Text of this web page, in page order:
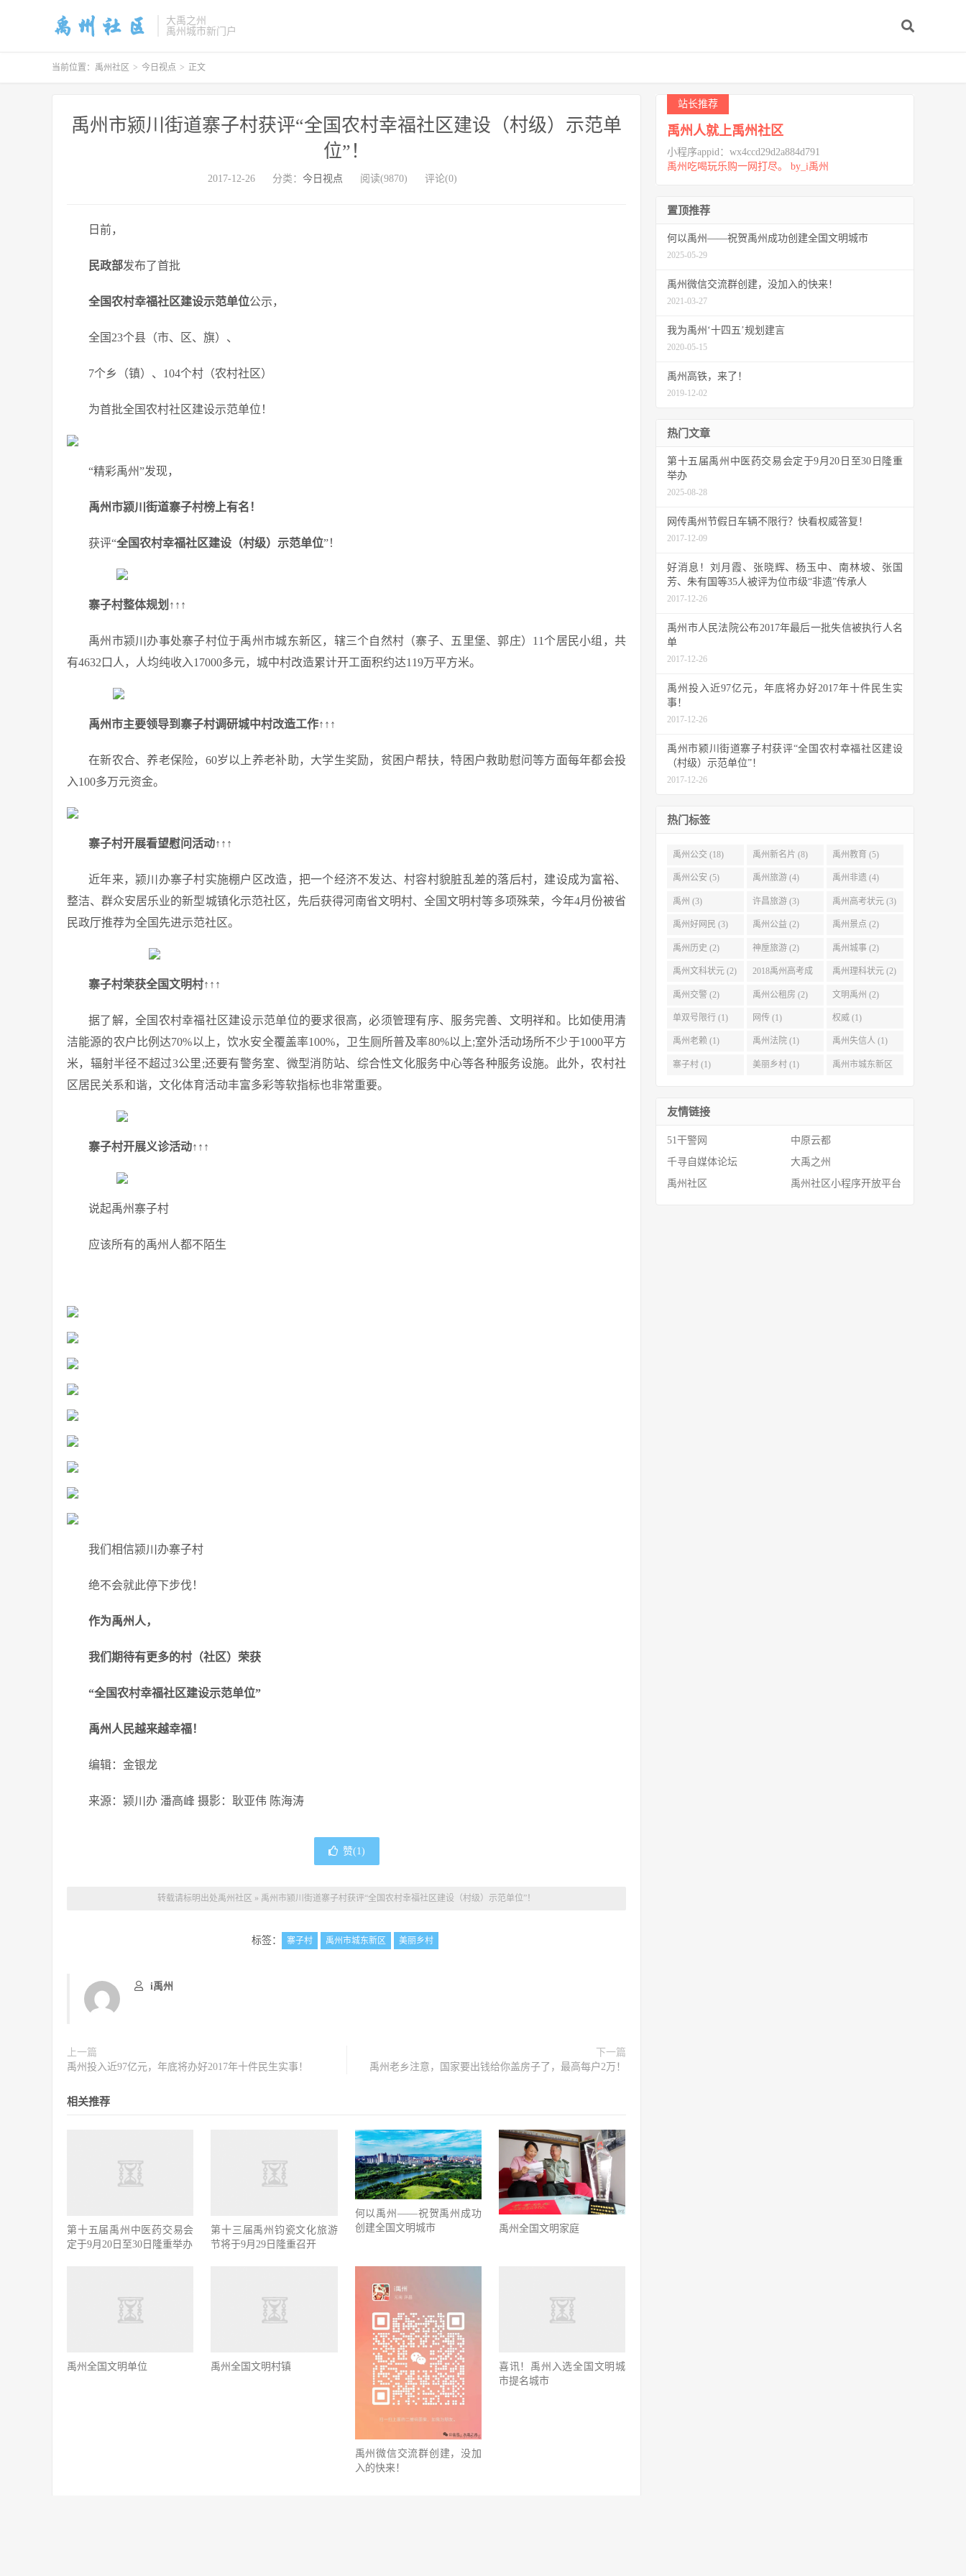
大禹之州
禹州城市新门户
当前位置： 禹州社区 > 今日视点 > 正文
禹州市颍川街道寨子村获评“全国农村幸福社区建设（村级）示范单
位”！
2017-12-26 分类： 今日视点 阅读(9870) 评论(0)
日前，
民政部发布了首批
全国农村幸福社区建设示范单位公示，
全国23个县（市、区、旗）、
7个乡（镇）、104个村（农村社区）
为首批全国农村社区建设示范单位！
“精彩禹州”发现，
禹州市颍川街道寨子村榜上有名！
获评“全国农村幸福社区建设（村级）示范单位”！
寨子村整体规划↑↑↑
禹州市颍川办事处寨子村位于禹州市城东新区，辖三个自然村（寨子、五里堡、郭庄）11个居民小组，共
有4632口人，人均纯收入17000多元，城中村改造累计开工面积约达119万平方米。
禹州市主要领导到寨子村调研城中村改造工作↑↑↑
在新农合、养老保险，60岁以上养老补助，大学生奖励，贫困户帮扶，特困户救助慰问等方面每年都会投
入100多万元资金。
寨子村开展看望慰问活动↑↑↑
近年来，颍川办寨子村实施棚户区改造，把一个经济不发达、村容村貌脏乱差的落后村，建设成为富裕、
整洁、群众安居乐业的新型城镇化示范社区，先后获得河南省文明村、全国文明村等多项殊荣，今年4月份被省
民政厅推荐为全国先进示范社区。
寨子村荣获全国文明村↑↑↑
据了解，全国农村幸福社区建设示范单位的要求很高，必须管理有序、服务完善、文明祥和。比如使用清
洁能源的农户比例达70%以上，饮水安全覆盖率100%，卫生厕所普及率80%以上;室外活动场所不少于1000平方
米，辐射半径不超过3公里;还要有警务室、微型消防站、综合性文化服务中心等各种服务设施。此外，农村社
区居民关系和谐，文化体育活动丰富多彩等软指标也非常重要。
寨子村开展义诊活动↑↑↑
说起禹州寨子村
应该所有的禹州人都不陌生
我们相信颍川办寨子村
绝不会就此停下步伐！
作为禹州人，
我们期待有更多的村（社区）荣获
“全国农村幸福社区建设示范单位”
禹州人民越来越幸福！
编辑：金银龙
来源：颍川办 潘高峰 摄影：耿亚伟 陈海涛
赞(1)
转载请标明出处禹州社区 » 禹州市颍川街道寨子村获评“全国农村幸福社区建设（村级）示范单位”！
标签： 寨子村 禹州市城东新区 美丽乡村
i禹州
上一篇
禹州投入近97亿元，年底将办好2017年十件民生实事！
下一篇
禹州老乡注意，国家要出钱给你盖房子了，最高每户2万！
相关推荐
第十五届禹州中医药交易会
定于9月20日至30日隆重举办
第十三届禹州钧瓷文化旅游
节将于9月29日隆重召开
何以禹州——祝贺禹州成功
创建全国文明城市
禹州全国文明家庭
禹州全国文明单位 禹州全国文明村镇
禹州微信交流群创建，没加
入的快来！
喜讯！禹州入选全国文明城
市提名城市
站长推荐
禹州人就上禹州社区
小程序appid：wx4ccd29d2a884d791
禹州吃喝玩乐购一网打尽。 by_i禹州
置顶推荐
何以禹州——祝贺禹州成功创建全国文明城市
2025-05-29
禹州微信交流群创建，没加入的快来！
2021-03-27
我为禹州‘十四五’规划建言
2020-05-15
禹州高铁，来了！
2019-12-02
热门文章
第十五届禹州中医药交易会定于9月20日至30日隆重
举办
2025-08-28
网传禹州节假日车辆不限行？快看权威答复！
2017-12-09
好消息！刘月霞、张晓辉、杨玉中、南林坡、张国
芳、朱有国等35人被评为位市级“非遗”传承人
2017-12-26
禹州市人民法院公布2017年最后一批失信被执行人名
单
2017-12-26
禹州投入近97亿元，年底将办好2017年十件民生实
事！
2017-12-26
禹州市颍川街道寨子村获评“全国农村幸福社区建设
（村级）示范单位”！
2017-12-26
热门标签
禹州公交 (18) 禹州新名片 (8) 禹州教育 (5)
禹州公安 (5) 禹州旅游 (4) 禹州非遗 (4)
禹州 (3) 许昌旅游 (3) 禹州高考状元 (3)
禹州好网民 (3) 禹州公益 (2) 禹州景点 (2)
禹州历史 (2) 神垕旅游 (2) 禹州城事 (2)
禹州文科状元 (2) 2018禹州高考成
绩 (2)
禹州理科状元 (2)
禹州交警 (2) 禹州公租房 (2) 文明禹州 (2)
单双号限行 (1) 网传 (1) 权威 (1)
禹州老赖 (1) 禹州法院 (1) 禹州失信人 (1)
寨子村 (1) 美丽乡村 (1) 禹州市城东新区
友情链接
51干警网
中原云都
千寻自媒体论坛
大禹之州
禹州社区
禹州社区小程序开放平台